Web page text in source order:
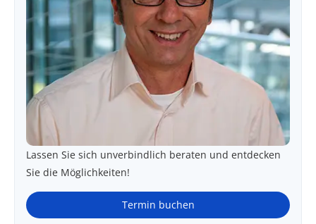
Lassen Sie sich unverbindlich beraten und entdecken
Sie die Möglichkeiten!
Termin buchen